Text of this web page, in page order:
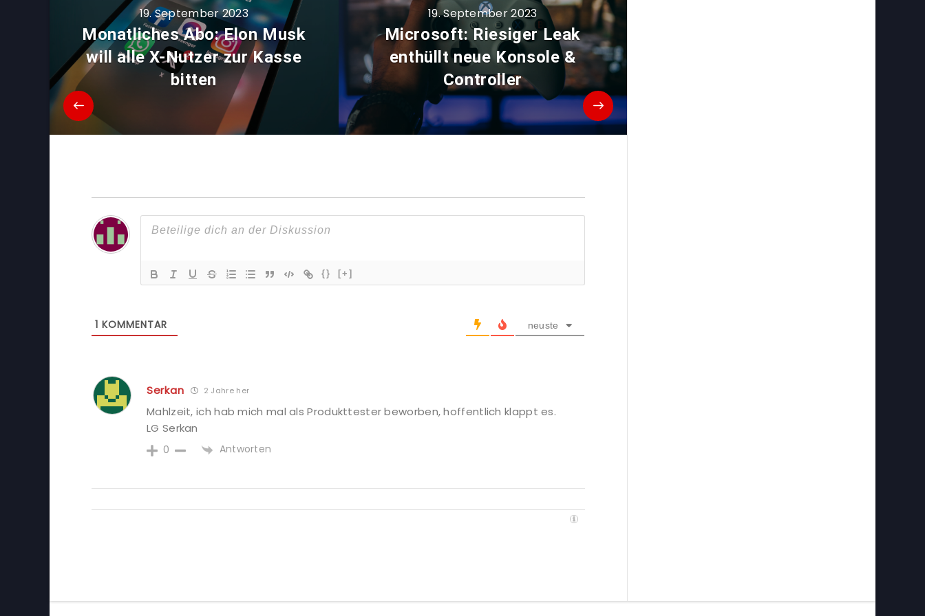
19. September 2023
Monatliches Abo: Elon Musk
will alle X-Nutzer zur Kasse
bitten
19. September 2023
Microsoft: Riesiger Leak
enthüllt neue Konsole &
Controller
{} [+]
1 KOMMENTAR neuste
Serkan 2 Jahre her
Mahlzeit, ich hab mich mal als Produkttester beworben, hoffentlich klappt es.
LG Serkan
0 Antworten